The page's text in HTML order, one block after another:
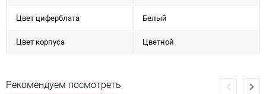
Цвет циферблата Белый
Цвет корпуса Цветной
Рекомендуем посмотреть